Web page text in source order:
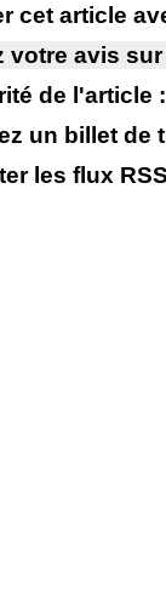
cet article
votre avis
de l'article
un billet de
les flux